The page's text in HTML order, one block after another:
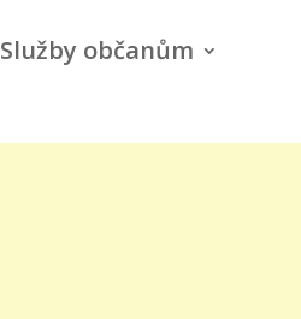
Služby občanům